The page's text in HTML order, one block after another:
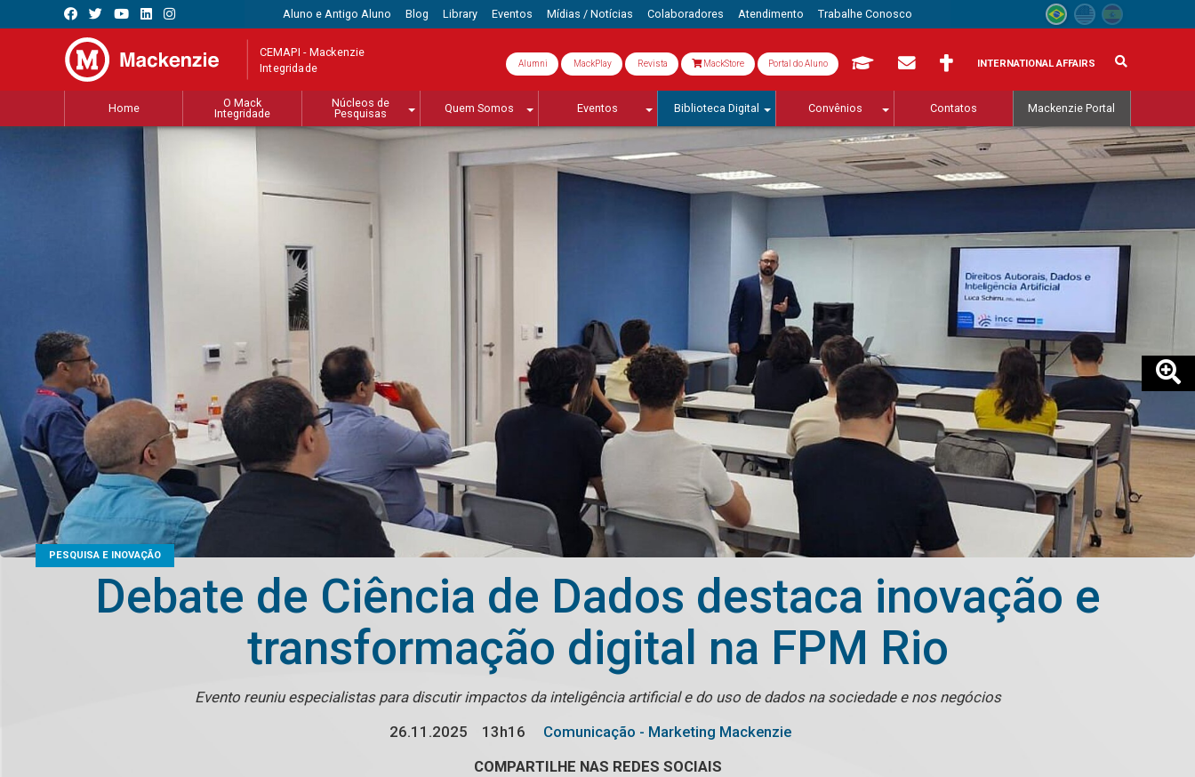
Aluno e Antigo Aluno Blog Library Eventos Mídias / Notícias Colaboradores Atendimento Trabalhe Conosco
CEMAPI - Mackenzie
Integridade Alumni MackPlay Revista MackStore Portal do Aluno INTERNATIONAL AFFAIRS
Home
O Mack
Integridade
Núcleos de
Pesquisas
Quem Somos Eventos Biblioteca Digital Convênios Contatos Mackenzie Portal
PESQUISA E INOVAÇÃO
Debate de Ciência de Dados destaca inovação e
transformação digital na FPM Rio
Evento reuniu especialistas para discutir impactos da inteligência artificial e do uso de dados na sociedade e nos negócios
26.11.2025
13h16
Comunicação - Marketing Mackenzie
COMPARTILHE NAS REDES SOCIAIS